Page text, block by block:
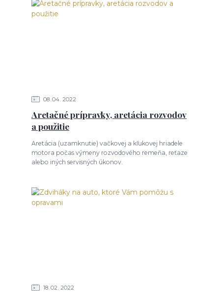
08 04 2022
Aretačné prípravky, aretácia rozvodov
a použitie
Aretácia (uzamknutie) vačkovej a kľukovej hriadele
motora počas výmeny rozvodového remeňa, reťaze
alebo iných servisných úkonov.
18 02 2022